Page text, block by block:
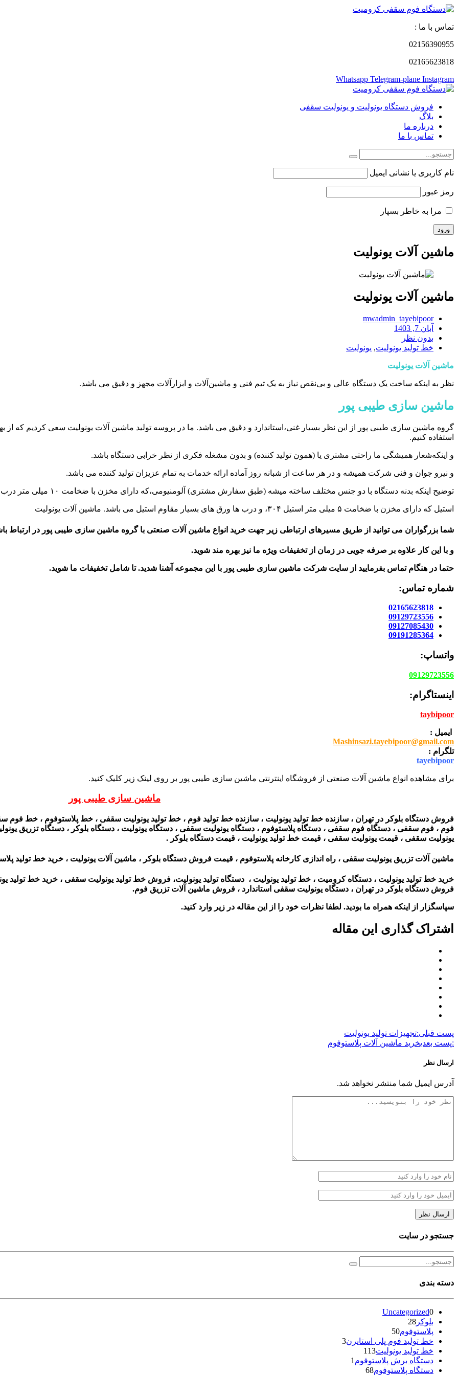
تماس با ما :
02156390955
02165623818
Whatsapp Telegram-plane Instagram
فروش دستگاه یونولیت و یونولیت سقفی
بلاگ
درباره ما
تماس با ما
نام کاربری یا نشانی ایمیل
رمز عبور
مرا به خاطر بسپار
ماشین آلات یونولیت‌
ماشین آلات یونولیت‌
mwadmin_tayebipoor
آبان 7, 1403
بدون نظر
خط تولید یونولیت, یونولیت
ماشین آلات یونولیت‌
‌نظر‌ به‌ اینکه‌ ساخت‌ یک‌ دستگاه‌ عالی‌ و بی‌نقص‌ نیاز‌ به یک‌ تیم‌ فنی‌ و ماشین‌آلات‌‌ و ابزارآلات‌ مجهز‌ و دقیق‌ می باشد.
ماشین سازی طیبی پور
گروه‌‌ ماشین سازی طیبی پور از این نظر بسیار‌ غنی‌،استاندارد‌ و دقیق می باشد. ما در پروسه‌ تولید‌ ماشین آلات یونولیت‌ سعی‌ کردیم‌ که‌ از
استفاده‌ کنیم.
و اینکه‌شعار‌ همیشگی‌ ما‌‌ راحتی مشتری‌ یا (همون‌ تولید‌ کننده) و بدون‌ مشغله‌‌ فکری‌ از نظر خرابی‌ دستگاه باشد.
و نیرو جوان‌ و فنی‌ شرکت‌ همیشه و در هر ساعت‌ از شبانه‌ روز‌ آماده‌ ارائه خدمات‌ به‌ تمام‌ عزیزان‌ تولید‌ کننده‌ می باشد.
توضیح‌ اینکه‌ بدنه‌ دستگاه‌ با دو جنس مختلف‌ ساخته‌ میشه (طبق‌ سفارش‌ مشتری) آلومنیومی‌،که‌ دارای‌ مخزن‌ با ضخامت ۱۰ میلی متر درب های‌ ریخته‌گری‌ آلیاژی‌ می باشد.
استیل‌ که دارای‌ مخزن‌ با ضخامت ۵ میلی متر استیل ۳۰۴، و درب ها ورق های‌ بسیار‌ مقاوم‌ استیل‌ می باشد. ماشین آلات یونولیت‌
شما بزرگواران می توانید از طریق مسیرهای ارتباطی زیر جهت خرید انواع ماشین آلات صنعتی با گروه ماشین سازی طیبی پور در ارتباط
و با این کار علاوه بر صرفه جویی در زمان از تخفیفات ویژه ما نیز بهره مند شوید.
حتما در هنگام تماس بفرمایید از سایت شرکت ماشین سازی طیبی پور با این مجموعه آشنا شدید. تا شامل تخفیفات ما شوید.
شماره تماس:
02165623818
09129723556
09127085430
09191285364
واتساپ:
09129723556
اینستاگرام:
taybipoor
ایمیل :
Mashinsazi.tayebipoor@gmail.com
تلگرام :
tayebipoor
برای مشاهده انواع ماشین آلات صنعتی از فروشگاه اینترنتی ماشین سازی طیبی پور بر روی لینک زیر کلیک کنید.
ماشین سازی طیبی پور
فروش دستگاه بلوکر در تهران ، سازنده خط تولید یونولیت ، سازنده خط تولید فوم ، خط تولید یونولیت سقفی ، خط پلاستوفوم ، خط فوم
فوم ، فوم سقفی ، دستگاه فوم سقفی ، دستگاه پلاستوفوم ، دستگاه یونولیت سقفی ، دستگاه یونولیت ، دستگاه بلوکر ، دستگاه تزریق
یونولیت سقفی ، قیمت یونولیت سقفی ، قیمت خط تولید یونولیت ، قیمت دستگاه بلوکر .
ماشین آلات تزریق یونولیت سقفی ، راه اندازی کارخانه پلاستوفوم ، قیمت فروش دستگاه بلوکر ، ماشین آلات یونولیت‌ ، خرید خط تولید
خرید خط تولید یونولیت ، دستگاه کرومیت ، خط تولید یونولیت ، دستگاه تولید یونولیت، فروش خط تولید یونولیت سقفی ، خرید خط تولید
فروش دستگاه بلوکر در تهران ، دستگاه یونولیت سقفی استاندارد ، فروش ماشین آلات تزریق فوم.
سپاسگزار از اینکه همراه ما بودید. لطفا نظرات خود را از این مقاله در زیر وارد کنید.
اشتراک گذاری این مقاله
پست قبلی:تجهیزات تولید یونولیت
:پست بعدیخرید ماشین آلات پلاستوفوم
ارسال نظر
آدرس ایمیل شما منتشر نخواهد شد.
جستجو در سایت
دسته بندی
Uncategorized0
بلوکر 28
پلاستوفوم50
خط تولید فوم پلی استایرن3
خط تولید یونولیت113
دستگاه برش پلاستوفوم1
دستگاه پلاستوفوم68